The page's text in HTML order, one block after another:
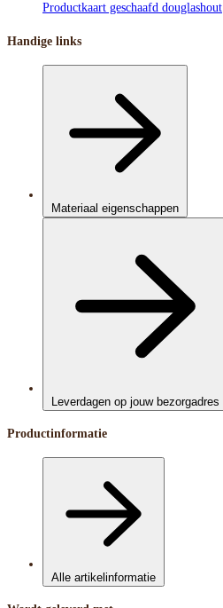
Productkaart geschaafd douglashout
Handige links
Materiaal eigenschappen
Leverdagen op jouw bezorgadres
Productinformatie
Alle artikelinformatie